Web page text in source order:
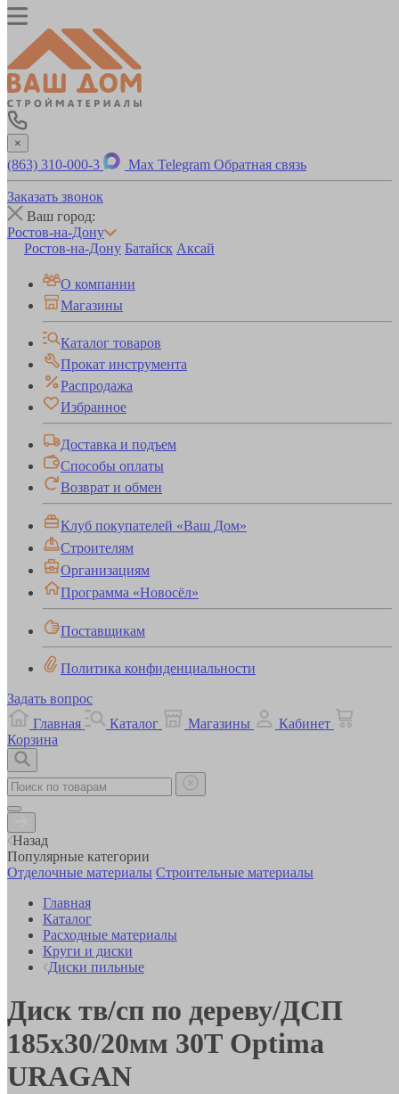
×
(863) 310-000-3 Max Telegram Обратная связь
Заказать звонок
Ваш город:
Ростов-на-Дону
Ростов-на-Дону Батайск Аксай
О компании
Магазины
Каталог товаров
Прокат инструмента
Распродажа
Избранное
Доставка и подъем
Способы оплаты
Возврат и обмен
Клуб покупателей «Ваш Дом»
Строителям
Организациям
Программа «Новосёл»
Поставщикам
Политика конфиденциальности
Задать вопрос
Главная
Каталог Магазины
Кабинет
Корзина
Назад
Популярные категории
Отделочные материалы Строительные материалы
Главная
Каталог
Расходные материалы
Круги и диски
Диски пильные
Диск тв/сп по дереву/ДСП
185х30/20мм 30Т Optima
URAGAN